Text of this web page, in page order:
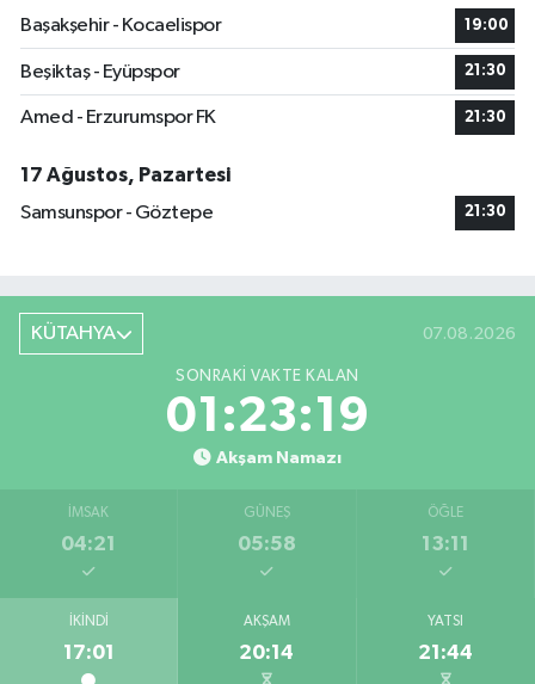
Başakşehir - Kocaelispor
19:00
Beşiktaş - Eyüpspor 21:30
Amed - Erzurumspor FK 21:30
17 Ağustos, Pazartesi
Samsunspor - Göztepe
21:30
KÜTAHYA 07.08.2026
SONRAKI VAKTE KALAN
01:23:18
Akşam Namazı
İMSAK
04:21
GÜNEŞ
05:58
ÖĞLE
13:11
İKINDI
17:01
AKŞAM
20:14
YATSI
21:44